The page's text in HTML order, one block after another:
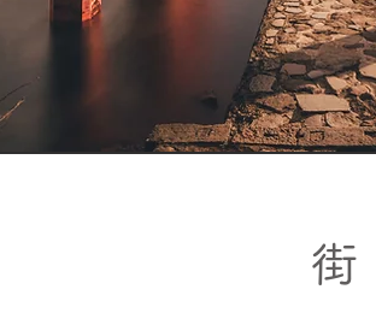
街